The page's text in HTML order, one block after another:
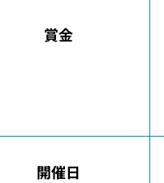
賞金
開催日